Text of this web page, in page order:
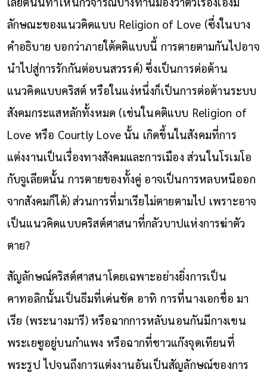
ลักษณะของแนวคิดแบบ Religion of Love (ซึ่งในบาง
คำอธิบาย บอกว่าภายใต้คติแบบนี้ การตายตามกันไปอาจ
นำไปสู่การรักกันต่อบนสวรรค์) ซึ่งเป็นการต่อต้าน
แนวคิดแบบคริสต์ หรือในแง่หนึ่งก็เป็นการต่อต้านระบบ
สังคมกระแสหลักทั้งหมด (เช่นในคติแบบ Religion of
Love หรือ Courtly Love นั้น เกิดขึ้นในสังคมที่การ
แต่งงานเป็นเรื่องทางสังคมและการเมือง ส่วนในโรเมโอ
กับจูเลียตนั้น การตายของทั้งคู่ อาจเป็นการหลบหนีออก
จากสังคมก็ได้) ส่วนการที่มาเรียไม่ตายตามไป เพราะอาจ
เป็นแนวคิดแบบคริสต์ศาสนาที่กลัวบาปแห่งการฆ่าตัว
ตาย?
สัญลักษณ์คริสต์ศาสนาโดยเฉพาะอย่างยิ่งการเป็น
คาทอลิกนั้นเป็นธีมที่เด่นชัด อาทิ การที่นางเอกชื่อ มา
เรีย (พระนางมารี) หรือฉากการหลับนอนกันมีกางเขน
พระเยซูอยู่บนกำแพง หรือฉากที่ชาวแก๊งจุดเทียนที่
พระรูป ไปจนถึงการแต่งงานอันเป็นสัญลักษณ์ของการ